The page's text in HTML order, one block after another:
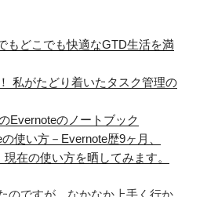
もどこでも快適なGTD生活を満
私がたどり着いたタスク管理の
Evernoteのノートブック
使い方－Evernote歴9ヶ月、
在の使い方を晒してみます。
のですが、なかなか上手く行か